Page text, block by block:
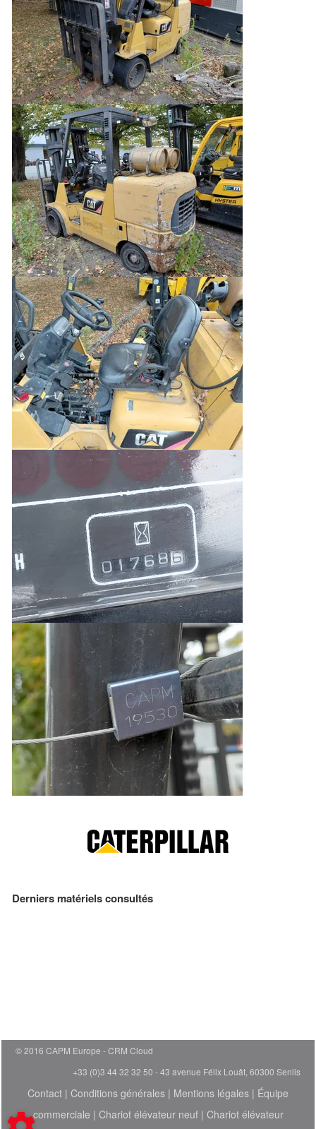
Derniers matériels consultés
© 2016 CAPM Europe
CRM Cloud
+33 (0)3 44 32 32 50 - 43 avenue Félix Louât, 60300 Senlis
Contact | Conditions générales | Mentions légales | Équipe
commerciale | Chariot élévateur neuf| Chariot élévateur